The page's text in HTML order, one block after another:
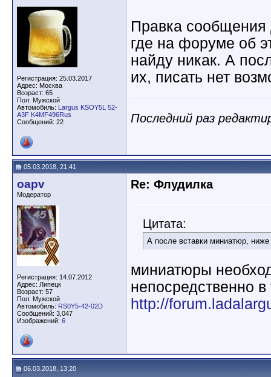
Регистрация: 25.03.2017
Адрес: Москва
Возраст: 65
Пол: Мужской
Автомобиль: Largus KSOY5L 52-
A3F K4MF496Rus
Сообщений: 22
Правка сообщения
где на форуме об
найду никак. А
их, писать нет
Последний раз
05.03.2018, 21:41
oapv
Модератор
Регистрация: 14.07.2012
Адрес: Липецк
Возраст: 57
Пол: Мужской
Автомобиль: RS0Y5-42-02D
Сообщений: 3,047
Изображений: 6
Re: Флудилка
Цитата:
А после вставки миниатюр,
миниатюры
непосредственно в
http://
06.03.2018, 13:20